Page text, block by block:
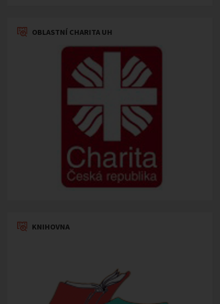
OBLASTNÍ CHARITA UH
KNIHOVNA